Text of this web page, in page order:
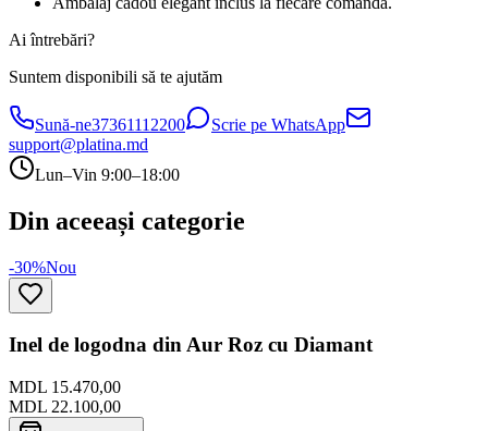
Ai întrebări?
Suntem disponibili să te ajutăm
Sună-ne37361112200
Scrie pe WhatsApp
support@platina.md
Lun–Vin 9:00–18:00
Din aceeași categorie
-30%Nou
Inel de logodna din Aur Roz cu Diamant
MDL 15.470,00
MDL 22.100,00